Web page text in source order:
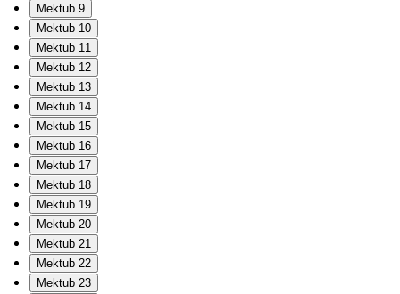
Mektub 9
Mektub 10
Mektub 11
Mektub 12
Mektub 13
Mektub 14
Mektub 15
Mektub 16
Mektub 17
Mektub 18
Mektub 19
Mektub 20
Mektub 21
Mektub 22
Mektub 23